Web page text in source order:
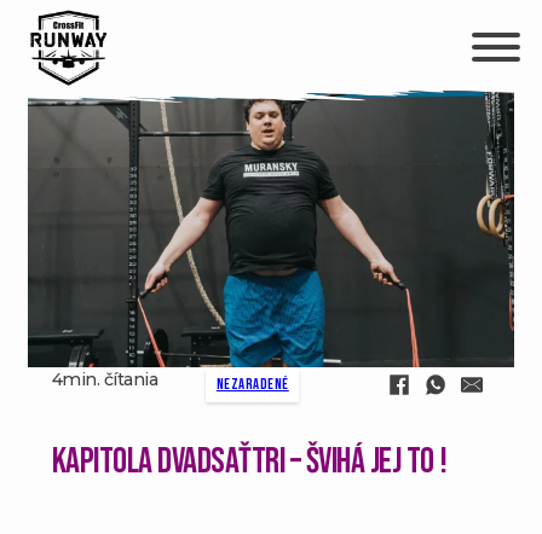
4min. čítania Nezaradené
Kapitola dvadsaťtri – Švihá jej to !